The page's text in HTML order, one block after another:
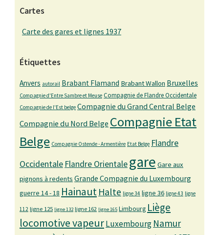
Cartes
Carte des gares et lignes 1937
Étiquettes
Anvers autorail Brabant Flamand Brabant Wallon Bruxelles
Compagnie d'Entre Sambre et Meuse Compagnie de Flandre Occidentale
Compagnie de l'Est belge Compagnie du Grand Central Belge
Compagnie du Nord Belge Compagnie Etat
Belge Compagnie Ostende - Armentière Etat Belge Flandre
Occidentale Flandre Orientalegare Gare aux
pignons à redents Grande Compagnie du Luxembourg
guerre 14 - 18 Hainaut Halte ligne 34 ligne 36 ligne 43 ligne
112 ligne 125 ligne 132 ligne 162 ligne 165 Limbourg Liège
locomotive vapeurLuxembourg Namur